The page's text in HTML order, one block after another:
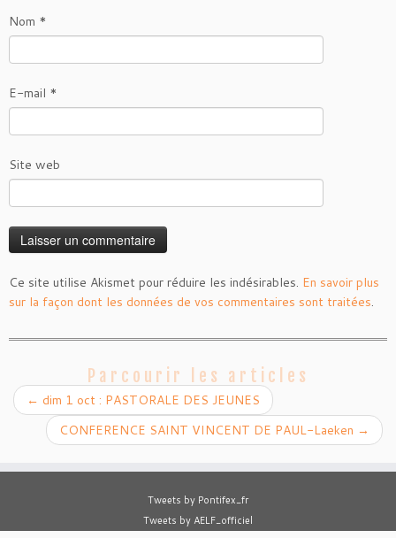
Nom *
E-mail *
Site web
Ce site utilise Akismet pour réduire les indésirables. En savoir plus
sur la façon dont les données de vos commentaires sont traitées.
Parcourir les articles
← dim 1 oct : PASTORALE DES JEUNES
CONFERENCE SAINT VINCENT DE PAUL-Laeken →
Tweets by Pontifex_fr
Tweets by AELF_officiel